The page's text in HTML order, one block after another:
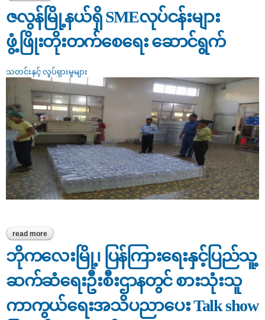
ဇလွန်မြို့နယ်ရှိ SMEလုပ်ငန်းများ
ဖွံ့ဖြိုးတိုးတက်စေရေး ဆောင်ရွက်
သတင်းနှင့် လှုပ်ရှားမှုများ
read more about ဇလွန်မြို့နယ်ရှိ smeလုပ်ငန်းများ ဖွံ့ဖြိုးတိုးတက်စေရေး
ဆောင်ရွက်
ဘိုကလေးမြို့၊ ပြန်ကြားရေးနှင့်ပြည်သူ့
ဆက်ဆံရေးဦးစီးဌာနတွင် စားသုံးသူ
ကာကွယ်ရေးအသိပညာပေး Talk show